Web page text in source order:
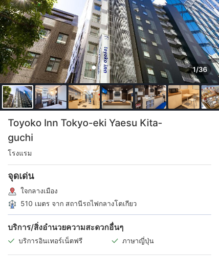
1/36
Toyoko Inn Tokyo-eki Yaesu Kita-
guchi
โรงแรม
จุดเด่น
ใจกลางเมือง
510 เมตร จาก สถานีรถไฟกลางโตเกียว
บริการ/สิ่งอำนวยความสะดวกอื่นๆ
บริการอินเทอร์เน็ตฟรี ภาษาญี่ปุ่น